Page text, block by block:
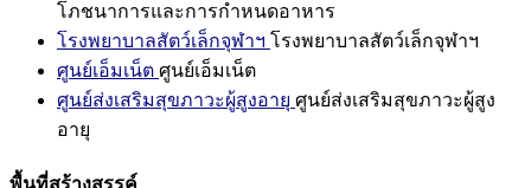
โภชนาการและการกำหนดอาหาร
โรงพยาบาลสัตว์เล็กจุฬาฯ โรงพยาบาลสัตว์เล็กจุฬาฯ
ศูนย์เอ็มเน็ต ศูนย์เอ็มเน็ต
ศูนย์ส่งเสริมสุขภาวะผู้สูงอายุ ศูนย์ส่งเสริมสุขภาวะผู้สูง
อายุ